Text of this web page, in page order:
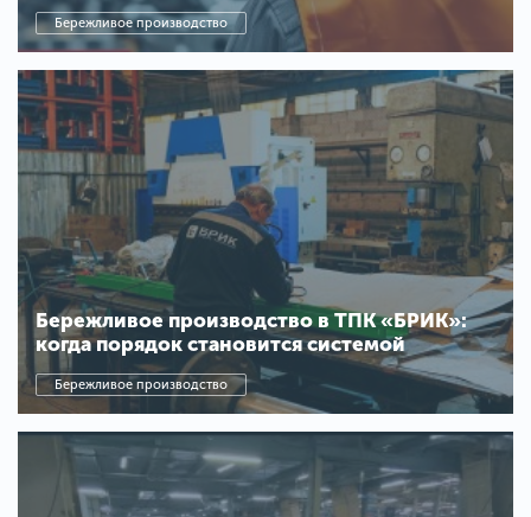
Бережливое производство
Бережливое производство в ТПК «БРИК»:
когда порядок становится системой
Бережливое производство